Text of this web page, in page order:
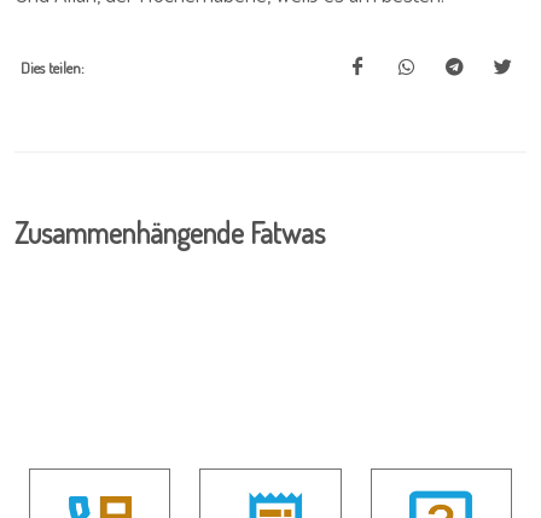
Dies teilen:
Zusammenhängende Fatwas